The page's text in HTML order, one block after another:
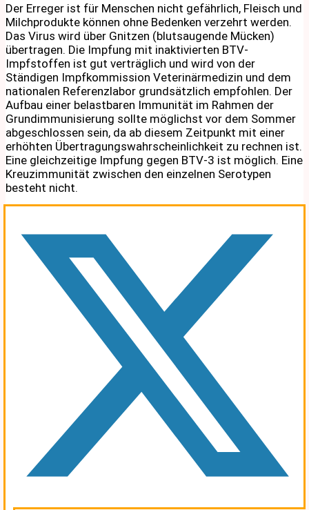
Der Erreger ist für Menschen nicht gefährlich, Fleisch und
Milchprodukte können ohne Bedenken verzehrt werden.
Das Virus wird über Gnitzen (blutsaugende Mücken)
übertragen. Die Impfung mit inaktivierten BTV-
Impfstoffen ist gut verträglich und wird von der
Ständigen Impfkommission Veterinärmedizin und dem
nationalen Referenzlabor grundsätzlich empfohlen. Der
Aufbau einer belastbaren Immunität im Rahmen der
Grundimmunisierung sollte möglichst vor dem Sommer
abgeschlossen sein, da ab diesem Zeitpunkt mit einer
erhöhten Übertragungswahrscheinlichkeit zu rechnen ist.
Eine gleichzeitige Impfung gegen BTV-3 ist möglich. Eine
Kreuzimmunität zwischen den einzelnen Serotypen
besteht nicht.